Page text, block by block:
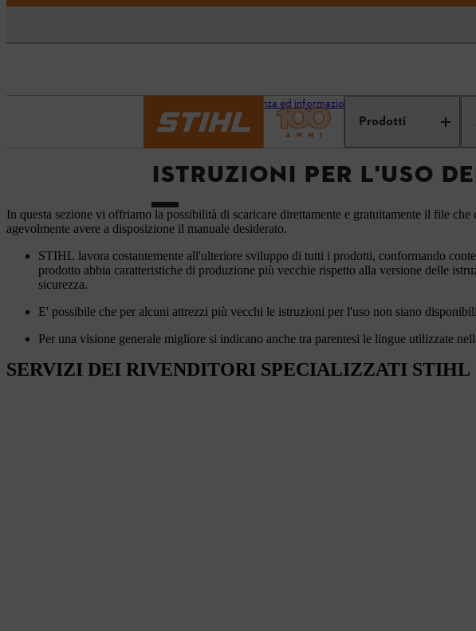
Prodotti
Assistenza ed informazioni
ISTRUZIONI PER L'USO
In questa sezione vi offriamo la possibilità di scaricare direttamente e gratuitamente il file
agevolmente avere a disposizione il manuale desiderato.
STIHL lavora costantemente all'ulteriore sviluppo di tutti i prodotti, conformando
prodotto abbia caratteristiche di produzione più vecchie rispetto alla versione delle
sicurezza.
E' possibile che per alcuni attrezzi più vecchi le istruzioni per l'uso non siano
Per una visione generale migliore si indicano anche tra parentesi le lingue utilizzate
SERVIZI DEI RIVENDITORI SPECIALIZZATI STIHL